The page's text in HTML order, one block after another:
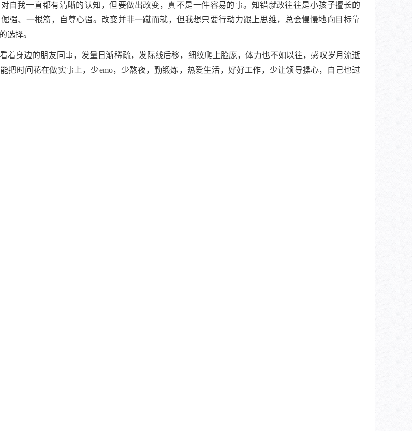
自我一直都有清晰的认知，但要做出改变，真不是一件容易的事。知错就改往往是小孩子擅长的
强、一根筋，自尊心强。改变并非一蹴而就，但我想只要行动力跟上思维，总会慢慢地向目标靠
选择。
着身边的朋友同事，发量日渐稀疏，发际线后移，细纹爬上脸庞，体力也不如以往，感叹岁月流逝
把时间花在做实事上，少emo，少熬夜，勤锻炼，热爱生活，好好工作，少让领导操心，自己也过